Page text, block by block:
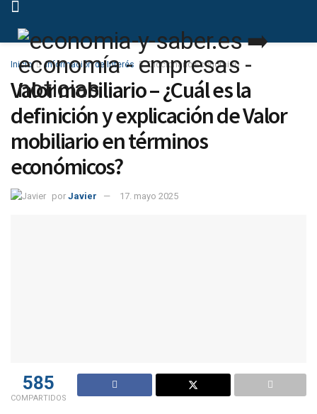
Inicio Información de Interés Diccionario Económico
Valor mobiliario – ¿Cuál es la
definición y explicación de Valor
mobiliario en términos
económicos?
por Javier 17. mayo 2025
585
COMPARTIDOS